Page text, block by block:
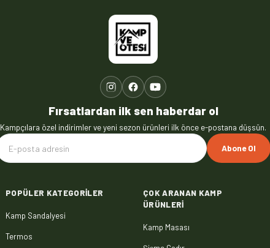
Fırsatlardan ilk sen haberdar ol
Kampçılara özel indirimler ve yeni sezon ürünleri ilk önce e-postana düşsün.
Abone Ol
POPÜLER KATEGORILER
Kamp Sandalyesi
Termos
ÇOK ARANAN KAMP
ÜRÜNLERI
Kamp Masası